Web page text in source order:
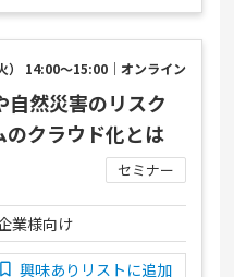
） 14:00～15:00｜オンライン
自然災害のリスク
のクラウド化とは
セミナー
業様向け
興味ありリストに追加